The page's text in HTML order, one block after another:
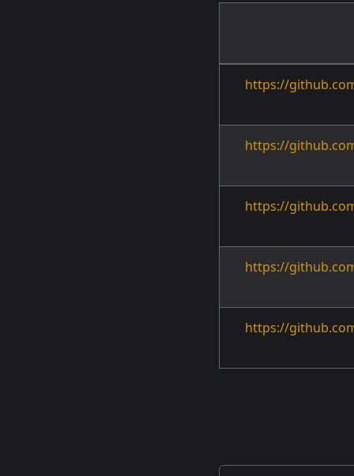
https://
https://
https://
https://
https://